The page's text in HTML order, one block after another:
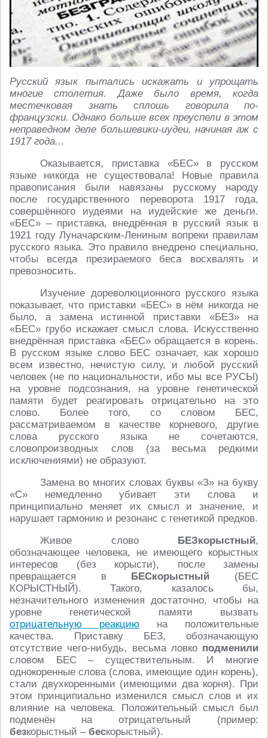
Русский язык пытались искажать и упрощать
многие столетия. Даже было время, когда
местечковая знать сплошь говорила по-
французски. Однако больше всех преуспели в этом
неправедном деле большевики-иудеи, начиная аж с
1917 года...
Оказывается, приставка «БЕС» в русском
языке никогда не существовала! Новые правила
правописания были навязаны русскому народу
после государственного переворота 1917 года,
совершённого иудеями на иудейские же деньги.
«БЕС» – приставка, внедрённая в русский язык в
1921 году Луначарским-Лениным вопреки правилам
русского языка. Это правило внедрено специально,
чтобы всегда презираемого беса восхвалять и
превозносить.
Изучение дореволюционного русского языка
показывает, что приставки «БЕС» в нём никогда не
было, а замена истинной приставки «БЕЗ» на
«БЕС» грубо искажает смысл слова. Искусственно
внедрённая приставка «БЕС» обращается в корень.
В русском языке слово БЕС означает, как хорошо
всем известно, нечистую силу, и любой русский
человек (не по национальности, ибо мы все РУСЫ)
на уровне подсознания, на уровне генетической
памяти будет реагировать отрицательно на это
слово. Более того, со словом БЕС,
рассматриваемом в качестве корневого, другие
слова русского языка не сочетаются,
словопроизводных слов (за весьма редкими
исключениями) не образуют.
Замена во многих словах буквы «З» на букву
«С» немедленно убивает эти слова и
принципиально меняет их смысл и значение, и
нарушает гармонию и резонанс с генетикой предков.
Живое слово БЕЗкорыстный,
обозначающее человека, не имеющего корыстных
интересов (без корысти), после замены
превращается в БЕСкорыстный (БЕС
КОРЫСТНЫЙ). Такого, казалось бы,
незначительного изменения достаточно, чтобы на
уровне генетической памяти вызвать
отрицательную реакцию на положительные
качества. Приставку БЕЗ, обозначающую
отсутствие чего-нибудь, весьма ловко подменили
словом БЕС – существительным. И многие
однокоренные слова (слова, имеющие один корень),
стали двухкоренными (имеющими два корня). При
этом принципиально изменился смысл слов и их
влияние на человека. Положительный смысл был
подменён на отрицательный (пример:
безкорыстный – бескорыстный).